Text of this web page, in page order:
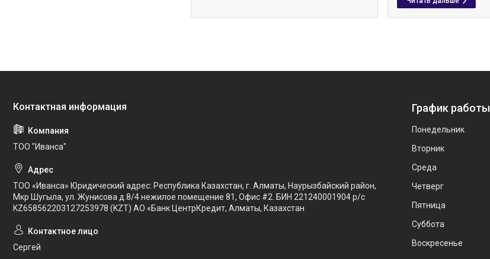
ТОО "Иванса"
ТОО «Иванса» Юридический адрес: Республика Казахстан, г. Алматы, Наурызбайский район,
Мкр Шугыла, ул. Жунисова д.8/4 нежилое помещение 81, Офис #2. БИН 221240001904 р/с
KZ658562203127253978 (KZT) АО «Банк ЦентрКредит, Алматы, Казахстан
Сергей
График работы
Понедельник
Вторник
Среда
Четверг
Пятница
Суббота
Воскресенье